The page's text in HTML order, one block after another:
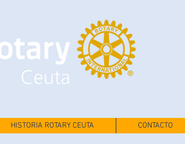
HISTORIA ROTARY CEUTA CONTACTO